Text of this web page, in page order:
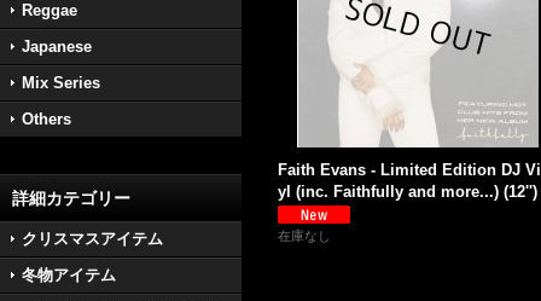
Reggae
Japanese
Mix Series
Others
詳細カテゴリー
クリスマスアイテム
冬物アイテム
Faith Evans - Limited Edition DJ
yl (inc. Faithfully and more...) (12'')
在庫なし